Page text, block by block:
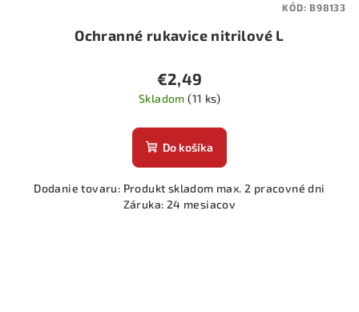
Ochranné rukavice nitrilové L
€2,49
Skladom(11 ks)
Do košíka
Dodanie tovaru: Produkt skladom max. 2 pracovné dni
Záruka: 24 mesiacov
KÓD:B98133